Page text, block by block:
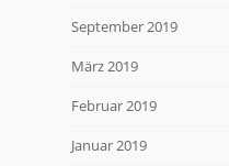
September 2019
März 2019
Februar 2019
Januar 2019